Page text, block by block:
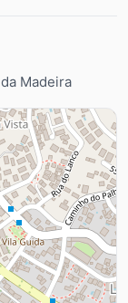
Madeira